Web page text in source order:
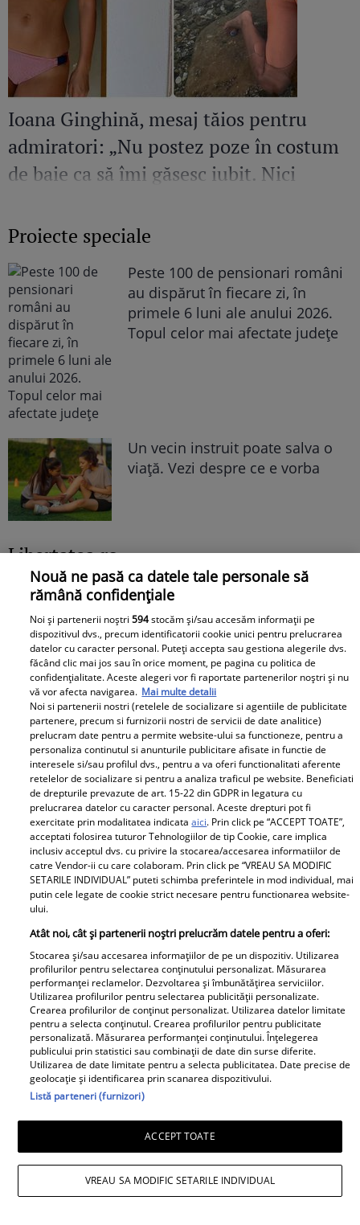
Ioana Ginghină, mesaj tăios pentru
admiratori: „Nu postez poze în costum
de baie ca să îmi găsesc iubit. Nici
Proiecte speciale
Peste 100 de pensionari români
au dispărut în fiecare zi, în
primele 6 luni ale anului 2026.
Topul celor mai afectate județe
Un vecin instruit poate salva o
viață. Vezi despre ce e vorba
Libertatea.ro
Cât costă un litru de benzină și
motorină, marți, 21 iulie 2026, în
București, Iași, Cluj-Napoca,
Timișoara și Constanța
Avantaje
Ea - 52, el - 29, atât aveau când s-
au îndrăgostit, dar iubirea nu a
rezistat. La 6 luni de la
despărțirea de Octavian Ene, uite
cum a răspuns Daniela Nane la
Cabral rupe tăcerea după
divorțul de Andreea Ibacka. „Nu
mi-a convenit să spun asta cu
voce tare. M-a afectat”
Nouă ne pasă ca datele tale personale să
rămână confidențiale
Noi și partenerii noștri594stocăm și/sau accesăm informații pe
dispozitivul dvs., precum identificatorii cookie unici pentru prelucrarea
datelor cu caracter personal. Puteți accepta sau gestiona alegerile dvs.
făcând clic mai jos sau în orice moment, pe pagina cu politica de
confidențialitate. Aceste alegeri vor fi raportate partenerilor noștri și nu
vă vor afecta navigarea. Mai multe detalii
Noi si partenerii nostri (retelele de socializare si agentiile de publicitate
partenere, precum si furnizorii nostri de servicii de date analitice)
prelucram date pentru a permite website-ului sa functioneze, pentru a
personaliza continutul si anunturile publicitare afisate in functie de
interesele si/sau profilul dvs., pentru a va oferi functionalitati aferente
retelelor de socializare si pentru a analiza traficul pe website. Beneficiati
de drepturile prevazute de art. 15-22 din GDPR in legatura cu
prelucrarea datelor cu caracter personal. Aceste drepturi pot fi
exercitate prin modalitatea indicataaici. Prin click pe “ACCEPT TOATE”,
acceptati folosirea tuturor Tehnologiilor de tip Cookie, care implica
inclusiv acceptul dvs. cu privire la stocarea/accesarea informatiilor de
catre Vendor-ii cu care colaboram. Prin click pe “VREAU SA MODIFIC
SETARILE INDIVIDUAL” puteti schimba preferintele in mod individual, mai
putin cele legate de cookie strict necesare pentru functionarea website-
ului.
Atât noi, cât și partenerii noștri prelucrăm datele pentru a oferi:
Stocarea și/sau accesarea informațiilor de pe un dispozitiv. Utilizarea
profilurilor pentru selectarea conținutului personalizat. Măsurarea
performanței reclamelor. Dezvoltarea și îmbunătățirea serviciilor.
Utilizarea profilurilor pentru selectarea publicității personalizate.
Crearea profilurilor de conținut personalizat. Utilizarea datelor limitate
pentru a selecta conținutul. Crearea profilurilor pentru publicitate
personalizată. Măsurarea performanței conținutului. Înțelegerea
publicului prin statistici sau combinații de date din surse diferite.
Utilizarea de date limitate pentru a selecta publicitatea. Date precise de
geolocație și identificarea prin scanarea dispozitivului.
Listă parteneri (furnizori)
ACCEPT TOATE
VREAU SA MODIFIC SETARILE INDIVIDUAL